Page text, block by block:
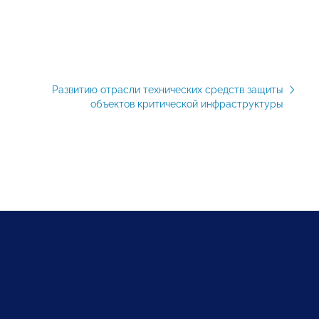
Развитию отрасли технических средств защиты
объектов критической инфраструктуры